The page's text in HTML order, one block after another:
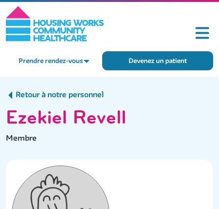
Prendre rendez-vous Devenez un patient
Retour à notre personnel
Ezekiel Revell
Membre